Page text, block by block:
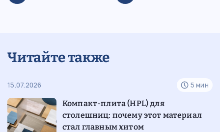
Читайте также
15.07.2026 5 мин
Компакт-плита (HPL) для
столешниц: почему этот материал
стал главным хитом